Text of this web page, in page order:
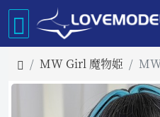
MW Girl 魔物姫